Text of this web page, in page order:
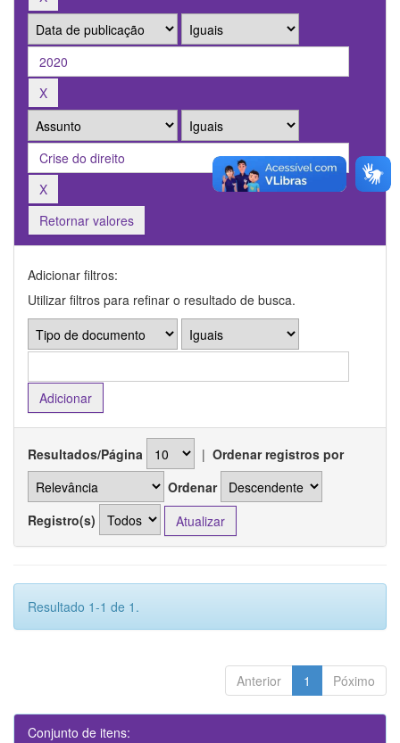
Retornar valores
Adicionar filtros:
Utilizar filtros para refinar o resultado de busca.
Resultados/Página | Ordenar registros por
Ordenar
Registro(s)
Resultado 1-1 de 1.
Anterior 1 Póximo
Conjunto de itens: